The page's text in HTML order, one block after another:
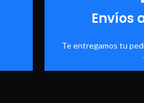
Envíos
Te entregamos tu